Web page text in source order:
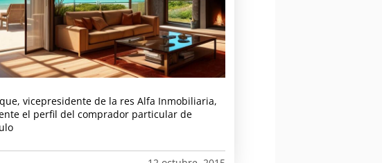
vicepresidente de la res Alfa Inmobiliaria,
el perfil del comprador particular de